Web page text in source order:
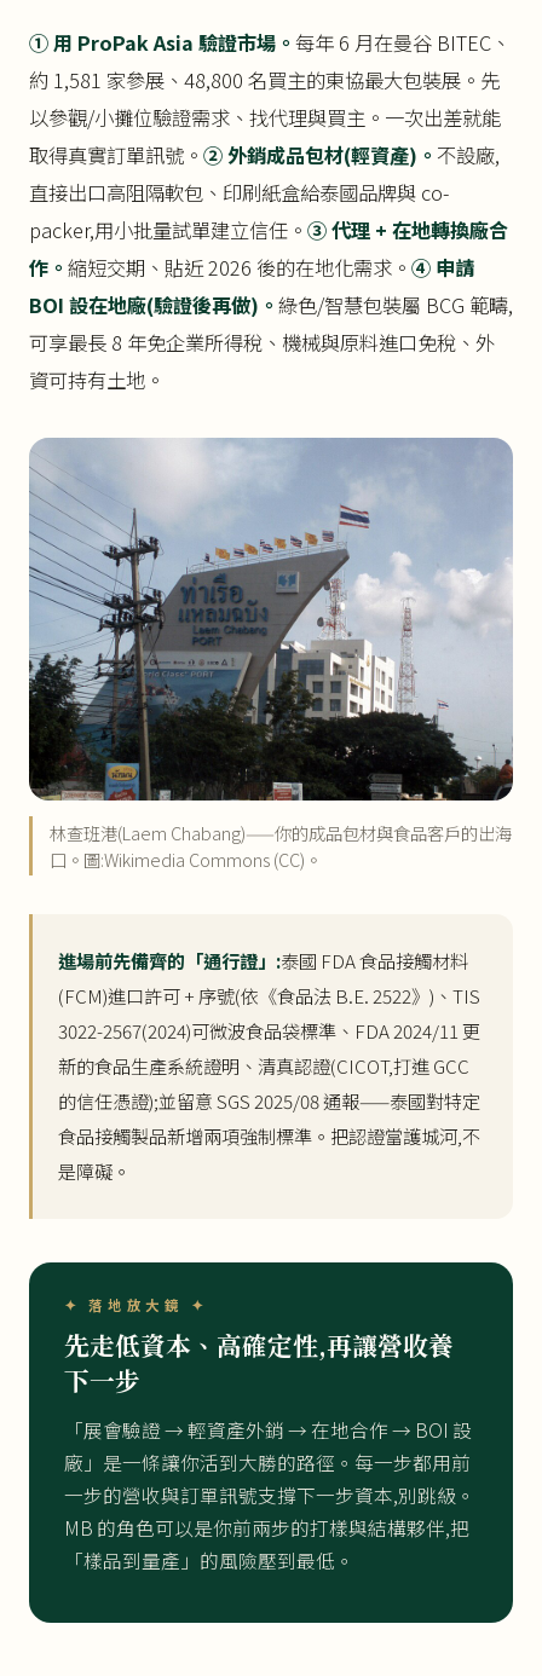
① 用 ProPak Asia 驗證市場。 每年 6 月在曼谷 BITEC、
約 1,581 家參展、48,800 名買主的東協最大包裝展。先
以參觀/小攤位驗證需求、找代理與買主。一次出差就能
取得真實訂單訊號。 ② 外銷成品包材(輕資產)。 不設廠,
直接出口高阻隔軟包、印刷紙盒給泰國品牌與 co-
packer,用小批量試單建立信任。 ③ 代理 + 在地轉換廠合
作。 縮短交期、貼近 2026 後的在地化需求。 ④ 申請
BOI 設在地廠(驗證後再做)。 綠色/智慧包裝屬 BCG 範疇,
可享最長 8 年免企業所得稅、機械與原料進口免稅、外
資可持有土地。
林查班港(Laem Chabang)——你的成品包材與食品客戶的出海
口。圖:Wikimedia Commons (CC)。
進場前先備齊的「通行證」:泰國 FDA 食品接觸材料
(FCM)進口許可 + 序號(依《食品法 B.E. 2522》)、TIS
3022-2567(2024)可微波食品袋標準、FDA 2024/11 更
新的食品生產系統證明、清真認證(CICOT,打進 GCC
的信任憑證);並留意 SGS 2025/08 通報——泰國對特定
食品接觸製品新增兩項強制標準。把認證當護城河,不
是障礙。
✦ 落地放大鏡 ✦
先走低資本、高確定性,再讓營收養
下一步
「展會驗證 → 輕資產外銷 → 在地合作 → BOI 設
廠」是一條讓你活到大勝的路徑。每一步都用前
一步的營收與訂單訊號支撐下一步資本,別跳級。
MB 的角色可以是你前兩步的打樣與結構夥伴,把
「樣品到量產」的風險壓到最低。